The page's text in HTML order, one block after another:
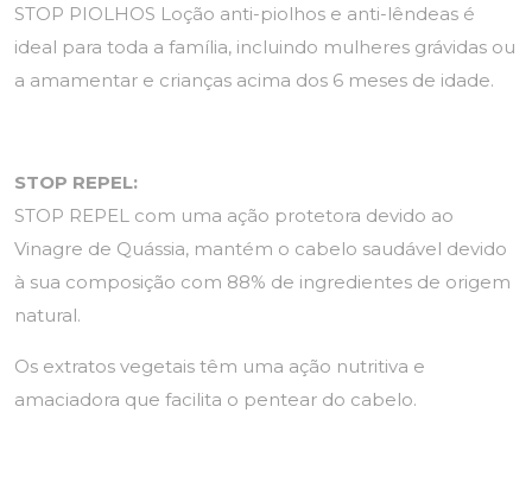
STOP PIOLHOS Loção anti-piolhos e anti-lêndeas é
ideal para toda a família, incluindo mulheres grávidas ou
a amamentar e crianças acima dos 6 meses de idade.
STOP REPEL:
STOP REPEL com uma ação protetora devido ao
Vinagre de Quássia, mantém o cabelo saudável devido
à sua composição com 88% de ingredientes de origem
natural.
Os extratos vegetais têm uma ação nutritiva e
amaciadora que facilita o pentear do cabelo.